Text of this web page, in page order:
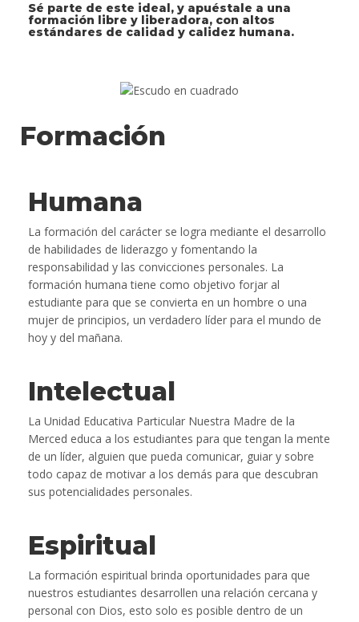
Sé parte de este ideal, y apuéstale a una
formación libre y liberadora, con altos
estándares de calidad y calidez humana.
Formación
Humana
La formación del carácter se logra mediante el desarrollo
de habilidades de liderazgo y fomentando la
responsabilidad y las convicciones personales. La
formación humana tiene como objetivo forjar al
estudiante para que se convierta en un hombre o una
mujer de principios, un verdadero líder para el mundo de
hoy y del mañana.
Intelectual
La Unidad Educativa Particular Nuestra Madre de la
Merced educa a los estudiantes para que tengan la mente
de un líder, alguien que pueda comunicar, guiar y sobre
todo capaz de motivar a los demás para que descubran
sus potencialidades personales.
Espiritual
La formación espiritual brinda oportunidades para que
nuestros estudiantes desarrollen una relación cercana y
personal con Dios, esto solo es posible dentro de un